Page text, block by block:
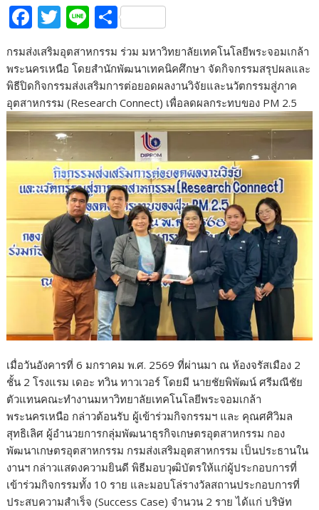
F
ac
e
b
o
o
k
T
itt
er
Li
e
S
h
ar
e
กรมส่งเสริมอุตสาหกรรม ร่วม มหาวิทยาลัยเทคโนโลยีพระจอมเกล้า
พระนครเหนือ โดยสำนักพัฒนาเทคนิคศึกษา จัดกิจกรรมสรุปผลและ
พิธีปิดกิจกรรมส่งเสริมการต่อยอดผลงานวิจัยและนวัตกรรมสู่ภาค
อุตสาหกรรม (Research Connect) เพื่อลดผลกระทบของ PM 2.5
เมื่อวันอังคารที่ 6 มกราคม พ.ศ. 2569 ที่ผ่านมา ณ ห้องจรัสเมือง 2
ชั้น 2 โรงแรม เดอะ ทวิน ทาวเวอร์ โดยมี นายชัยพิพัฒน์ ศรีมณีชัย
ตัวแทนคณะทำงานมหาวิทยาลัยเทคโนโลยีพระจอมเกล้า
พระนครเหนือ กล่าวต้อนรับ ผู้เข้าร่วมกิจกรรมฯ และ คุณศศิวิมล
สุทธิเลิศ ผู้อำนวยการกลุ่มพัฒนาธุรกิจเกษตรอุตสาหกรรม กอง
พัฒนาเกษตรอุตสาหกรรม กรมส่งเสริมอุตสาหกรรม เป็นประธานใน
งานฯ กล่าวแสดงความยินดี พิธีมอบวุฒิบัตรให้แก่ผู้ประกอบการที่
เข้าร่วมกิจกรรมทั้ง 10 ราย และมอบโล่รางวัลสถานประกอบการที่
ประสบความสำเร็จ (Success Case) จำนวน 2 ราย ได้แก่ บริษัท